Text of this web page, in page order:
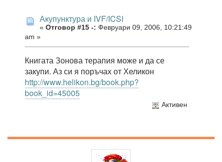
Акупунктура и IVF/ICSI
« Отговор #15 -: Февруари 09, 2006, 10:21:49
am »
Книгата Зонова терапия може и да се
закупи. Аз си я поръчах от Хеликон
http://www.helikon.bg/book.php?
book_id=45005
Активен